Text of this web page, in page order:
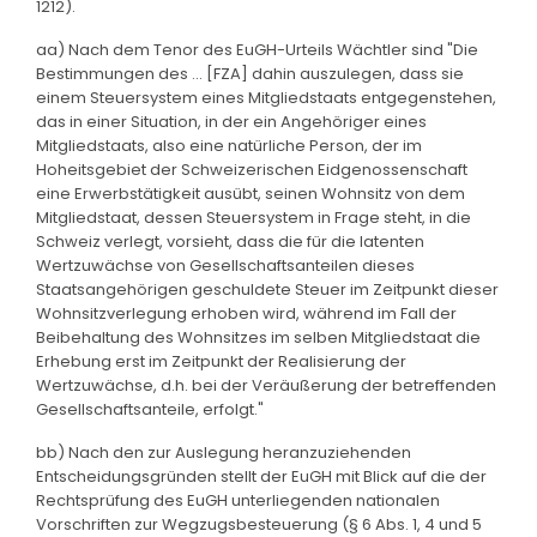
1212).
aa) Nach dem Tenor des EuGH-Urteils Wächtler sind "Die
Bestimmungen des ... [FZA] dahin auszulegen, dass sie
einem Steuersystem eines Mitgliedstaats entgegenstehen,
das in einer Situation, in der ein Angehöriger eines
Mitgliedstaats, also eine natürliche Person, der im
Hoheitsgebiet der Schweizerischen Eidgenossenschaft
eine Erwerbstätigkeit ausübt, seinen Wohnsitz von dem
Mitgliedstaat, dessen Steuersystem in Frage steht, in die
Schweiz verlegt, vorsieht, dass die für die latenten
Wertzuwächse von Gesellschaftsanteilen dieses
Staatsangehörigen geschuldete Steuer im Zeitpunkt dieser
Wohnsitzverlegung erhoben wird, während im Fall der
Beibehaltung des Wohnsitzes im selben Mitgliedstaat die
Erhebung erst im Zeitpunkt der Realisierung der
Wertzuwächse, d.h. bei der Veräußerung der betreffenden
Gesellschaftsanteile, erfolgt."
bb) Nach den zur Auslegung heranzuziehenden
Entscheidungsgründen stellt der EuGH mit Blick auf die der
Rechtsprüfung des EuGH unterliegenden nationalen
Vorschriften zur Wegzugsbesteuerung (§ 6 Abs. 1, 4 und 5